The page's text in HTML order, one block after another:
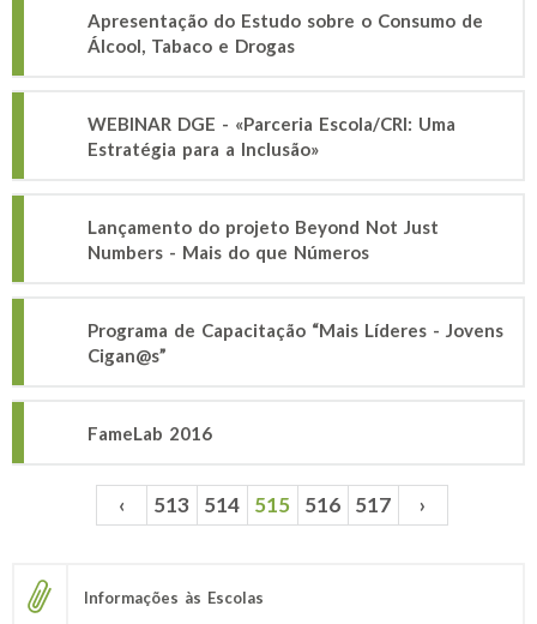
Apresentação do Estudo sobre o Consumo de
Álcool, Tabaco e Drogas
WEBINAR DGE - «Parceria Escola/CRI: Uma
Estratégia para a Inclusão»
Lançamento do projeto Beyond Not Just
Numbers - Mais do que Números
Programa de Capacitação “Mais Líderes - Jovens
Cigan@s”
FameLab 2016
Páginas ‹ 513 514 515 516 517 ›
Informações às Escolas